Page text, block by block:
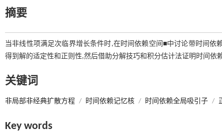
摘要
当非线性项满足次临界增长条件时,在时间依赖空间■中讨论带时间依
得到解的适定性和正则性,然后借助分解技巧和积分估计法证明时间依
关键词
非局部非经典扩散方程 / 时间依赖记忆核 / 时间依赖全局吸引子 /
Key words